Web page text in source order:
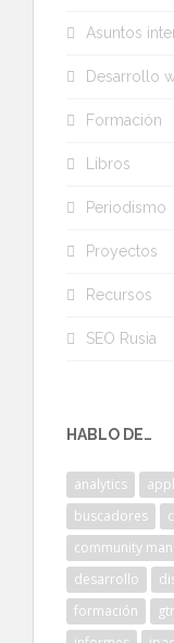
Asuntos
Desarrollo
Formación
Libros
Periodismo
Proyectos
Recursos
SEO Rusia
HABLO DE…
analytics
buscadores
community
desarrollo
formación